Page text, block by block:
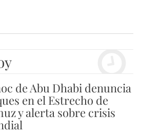
de Abu Dhabi denuncia
en el Estrecho de
y alerta sobre crisis